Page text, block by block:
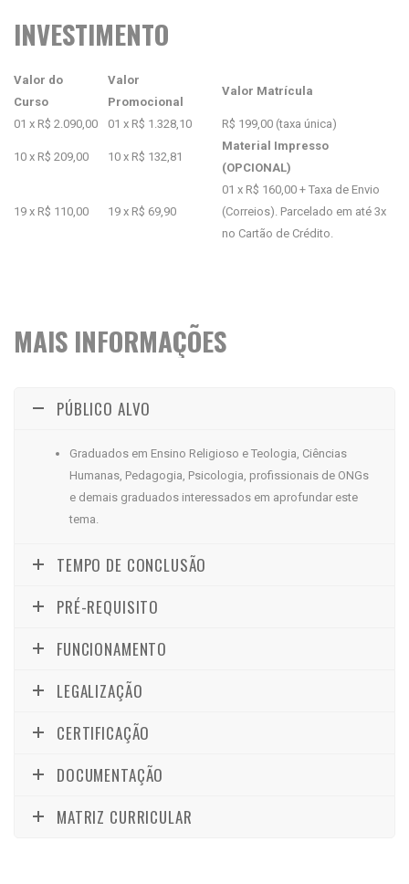
INVESTIMENTO
Valor do
Curso
Valor
Promocional
Valor Matrícula
01 x R$ 2.090,00 01 x R$ 1.328,10 R$ 199,00 (taxa única)
10 x R$ 209,00 10 x R$ 132,81
Material Impresso
(OPCIONAL)
19 x R$ 110,00 19 x R$ 69,90
01 x R$ 160,00 + Taxa de Envio
(Correios). Parcelado em até 3x
no Cartão de Crédito.
MAIS INFORMAÇÕES
PÚBLICO ALVO
Graduados em Ensino Religioso e Teologia, Ciências
Humanas, Pedagogia, Psicologia, profissionais de ONGs
e demais graduados interessados em aprofundar este
tema.
TEMPO DE CONCLUSÃO
PRÉ-REQUISITO
FUNCIONAMENTO
LEGALIZAÇÃO
CERTIFICAÇÃO
DOCUMENTAÇÃO
MATRIZ CURRICULAR